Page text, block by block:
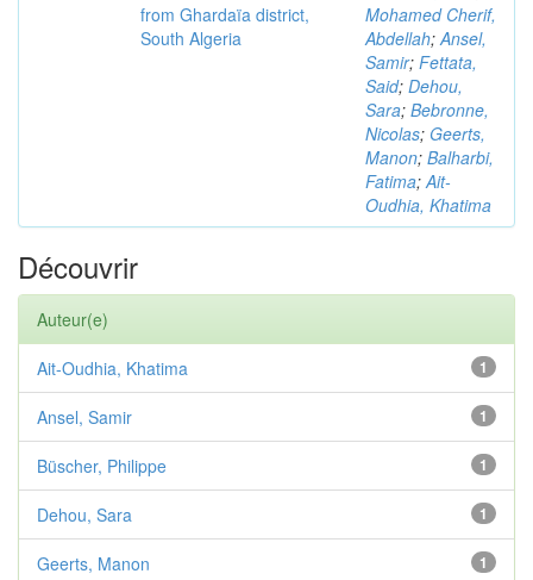
from Ghardaïa district,
South Algeria
Mohamed Cherif,
Abdellah;Ansel,
Samir; Fettata,
Said; Dehou,
Sara; Bebronne,
Nicolas; Geerts,
Manon; Balharbi,
Fatima;Ait-
Oudhia, Khatima
Découvrir
Auteur(e)
1
Ait-Oudhia, Khatima
1
Ansel, Samir
1
Büscher, Philippe
1
Dehou, Sara
1
Geerts, Manon